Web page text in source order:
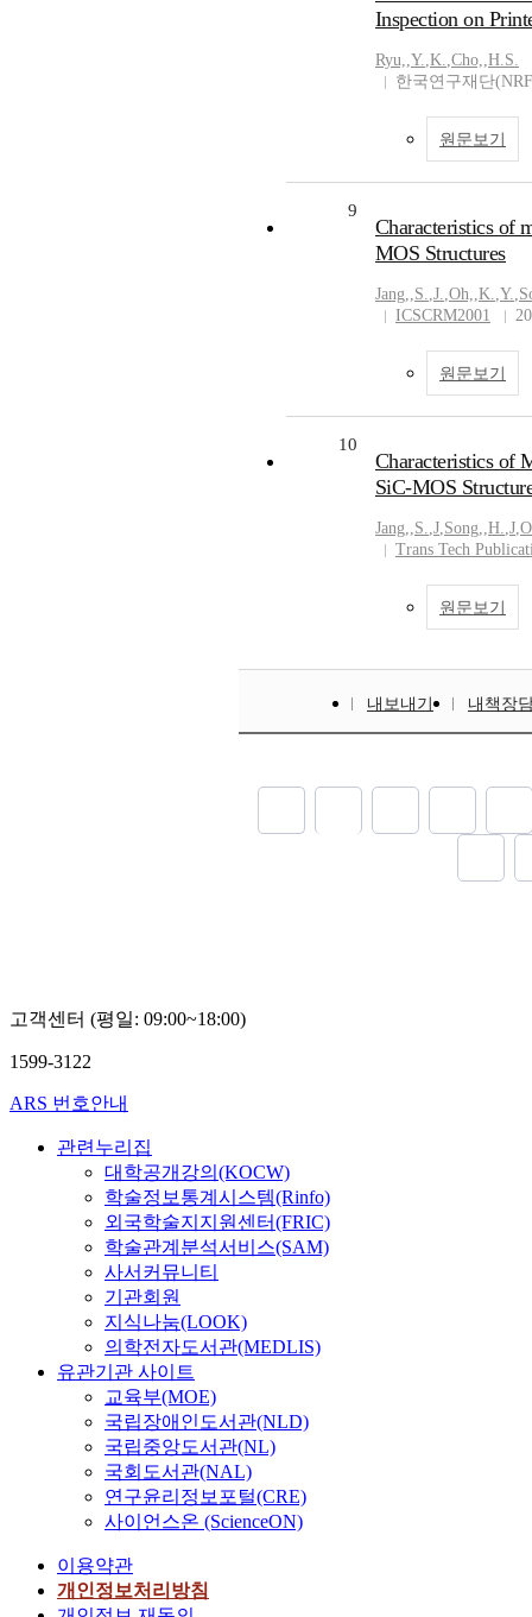
Inspection on
Ryu,,Y.,K.,Cho,,H.S.
한국연구재단
원문보기
9
Characteristics of
MOS Structures
Jang,,S.,J.,Oh,,K.,Y.,
ICSCRM2001
원문보기
10
Characteristics of
SiC-MOS
Jang,,S.,J,Song,,H.,J,
Trans Tech
원문보기
내보내기 내책장
고객센터 (평일: 09:00~18:00)
1599-3122
ARS 번호안내
관련누리집
대학공개강의(KOCW)
학술정보통계시스템(Rinfo)
외국학술지지원센터(FRIC)
학술관계분석서비스(SAM)
사서커뮤니티
기관회원
지식나눔(LOOK)
의학전자도서관(MEDLIS)
유관기관 사이트
교육부(MOE)
국립장애인도서관(NLD)
국립중앙도서관(NL)
국회도서관(NAL)
연구윤리정보포털(CRE)
사이언스온 (ScienceON)
이용약관
개인정보처리방침